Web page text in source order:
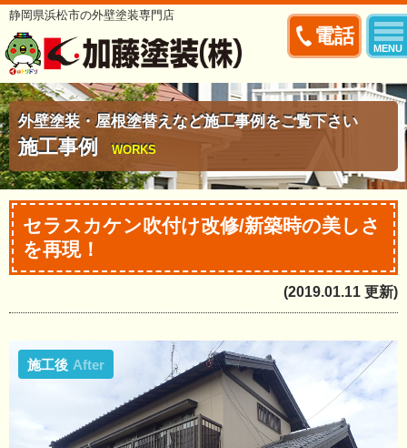
電話
MENU
静岡県浜松市の外壁塗装専門店
外壁塗装・屋根塗替えなど施工事例をご覧下さい
施工事例 WORKS
セラスカケン吹付け改修/新築時の美しさ
を再現！
(2019.01.11 更新)
施工後 After